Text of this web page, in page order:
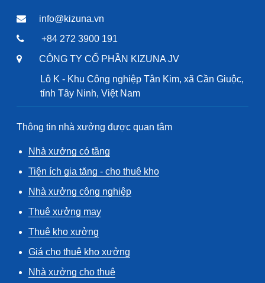
info@kizuna.vn
+84 272 3900 191
CÔNG TY CỔ PHẦN KIZUNA JV
Lô K - Khu Công nghiệp Tân Kim, xã Cần Giuộc,
tỉnh Tây Ninh, Việt Nam
Thông tin nhà xưởng được quan tâm
Nhà xưởng có tầng
Tiện ích gia tăng - cho thuê kho
Nhà xưởng công nghiệp
Thuê xưởng may
Thuê kho xưởng
Giá cho thuê kho xưởng
Nhà xưởng cho thuê